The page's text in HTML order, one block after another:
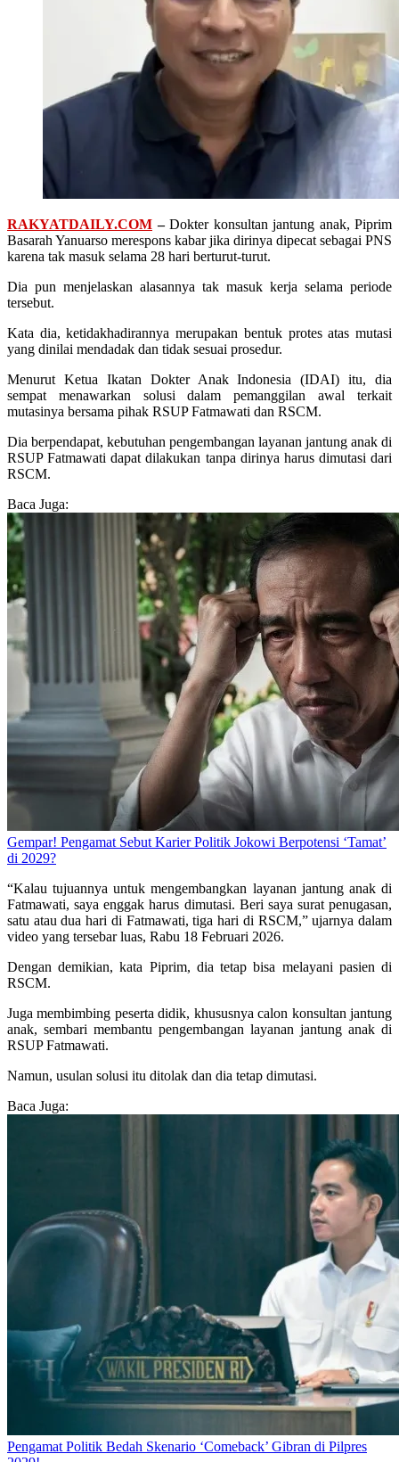
RAKYATDAILY.COM – Dokter konsultan jantung anak, Piprim
Basarah Yanuarso merespons kabar jika dirinya dipecat sebagai PNS
karena tak masuk selama 28 hari berturut-turut.
Dia pun menjelaskan alasannya tak masuk kerja selama periode
tersebut.
Kata dia, ketidakhadirannya merupakan bentuk protes atas mutasi
yang dinilai mendadak dan tidak sesuai prosedur.
Menurut Ketua Ikatan Dokter Anak Indonesia (IDAI) itu, dia
sempat menawarkan solusi dalam pemanggilan awal terkait
mutasinya bersama pihak RSUP Fatmawati dan RSCM.
Dia berpendapat, kebutuhan pengembangan layanan jantung anak di
RSUP Fatmawati dapat dilakukan tanpa dirinya harus dimutasi dari
RSCM.
Baca Juga:
Gempar! Pengamat Sebut Karier Politik Jokowi Berpotensi ‘Tamat’
di 2029?
“Kalau tujuannya untuk mengembangkan layanan jantung anak di
Fatmawati, saya enggak harus dimutasi. Beri saya surat penugasan,
satu atau dua hari di Fatmawati, tiga hari di RSCM,” ujarnya dalam
video yang tersebar luas, Rabu 18 Februari 2026.
Dengan demikian, kata Piprim, dia tetap bisa melayani pasien di
RSCM.
Juga membimbing peserta didik, khususnya calon konsultan jantung
anak, sembari membantu pengembangan layanan jantung anak di
RSUP Fatmawati.
Namun, usulan solusi itu ditolak dan dia tetap dimutasi.
Baca Juga:
Pengamat Politik Bedah Skenario ‘Comeback’ Gibran di Pilpres